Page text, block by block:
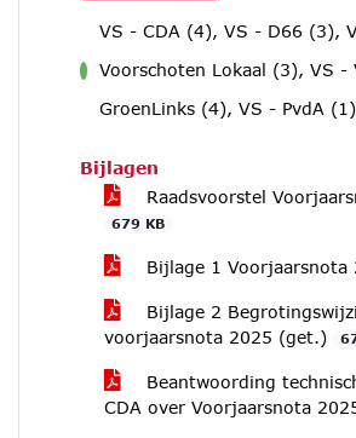
VS - CDA (4), VS - D66 (3),
Voorschoten Lokaal (3), VS -
GroenLinks (4), VS - PvdA (1)
Bijlagen
Raadsvoorstel
679 KB
Bijlage 1 Voorjaarsnota
Bijlage 2
voorjaarsnota 2025 (get.)
Beantwoording
CDA over Voorjaarsnota